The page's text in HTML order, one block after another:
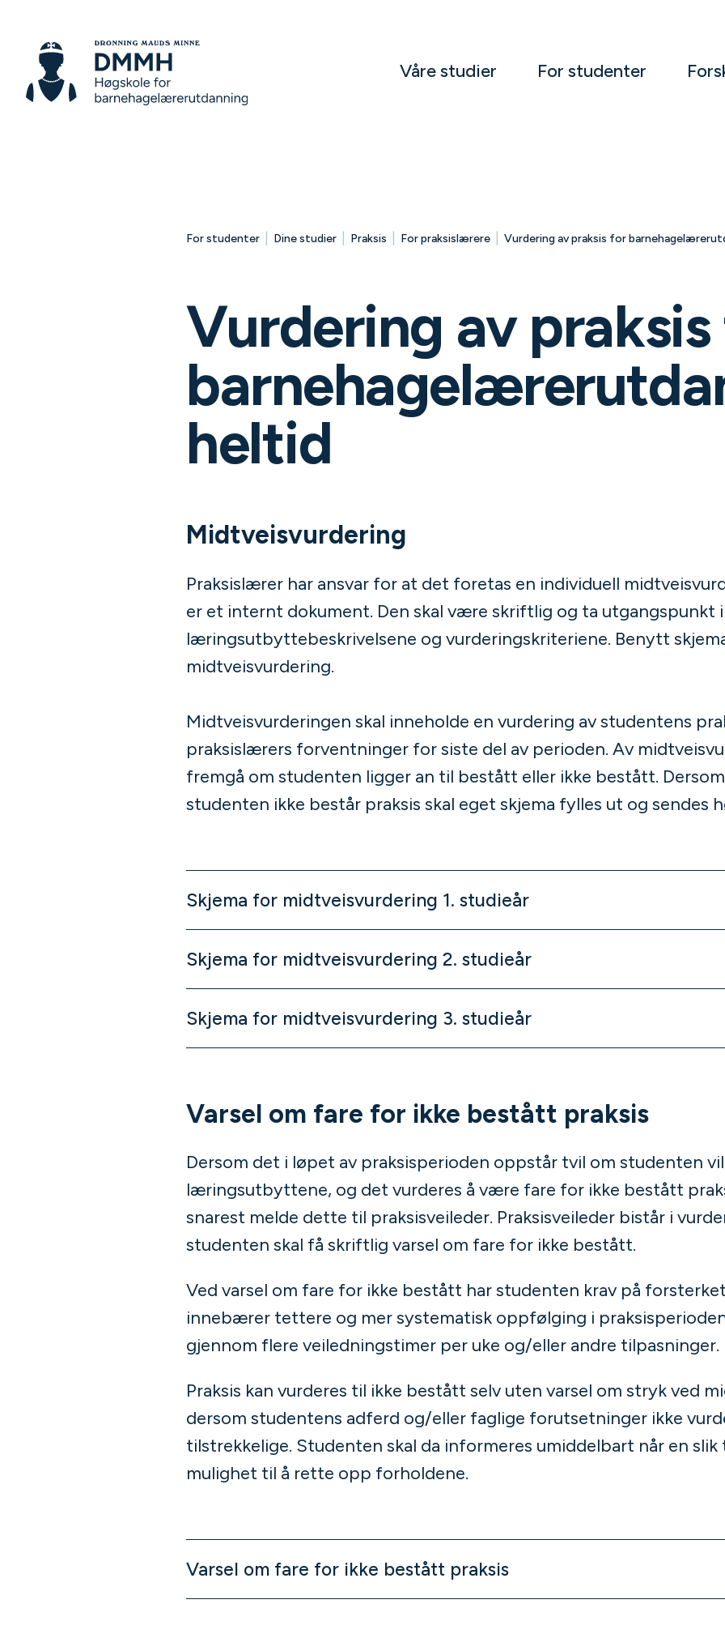
Våre studier For studenter
For studenter | Dine studier | Praksis | For praksislærere | Vurdering av praksis for
Vurdering av
heltid
Midtveisvurdering
Praksislærer har ansvar for at det foretas en individuell
er et internt dokument. Den skal være skriftlig og ta utgangspunkt i
læringsutbyttebeskrivelsene og vurderingskriteriene. Benytt
midtveisvurdering.
Midtveisvurderingen skal inneholde en vurdering av studentens
praksislærers forventninger for siste del av perioden. Av
fremgå om studenten ligger an til bestått eller ikke bestått.
studenten ikke består praksis skal eget skjema fylles ut og sendes
Skjema for midtveisvurdering 1. studieår
Skjema for midtveisvurdering 2. studieår
Skjema for midtveisvurdering 3. studieår
Varsel om fare for ikke bestått praksis
Dersom det i løpet av praksisperioden oppstår tvil om studenten
læringsutbyttene, og det vurderes å være fare for ikke bestått
snarest melde dette til praksisveileder. Praksisveileder bistår i
studenten skal få skriftlig varsel om fare for ikke bestått.
Ved varsel om fare for ikke bestått har studenten krav på
innebærer tettere og mer systematisk oppfølging i
gjennom flere veiledningstimer per uke og/eller andre tilpasninger.
Praksis kan vurderes til ikke bestått selv uten varsel om stryk ved
dersom studentens adferd og/eller faglige forutsetninger ikke
tilstrekkelige. Studenten skal da informeres umiddelbart når en
mulighet til å rette opp forholdene.
Varsel om fare for ikke bestått praksis